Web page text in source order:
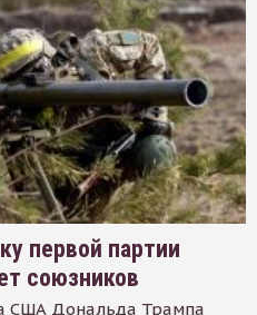
первой партии
союзников
США Дональда Трампа